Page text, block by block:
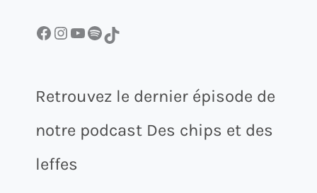
Facebook InstagramYouTube Spotify TikTok
Retrouvez le dernier épisode de
notre podcast Des chips et des
leffes